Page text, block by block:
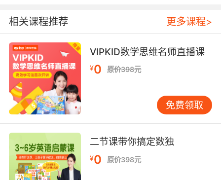
内容简介
“艾特熊和赛娜鼠”的故事是比利时画家嘉贝丽·文
生于1980-2000期间创作的系列图画书，一只温
柔的大熊，一只被惯坏了的小鼠，互相依偎、相
依为命。画美、故事亦美得让人泪眼涟涟。既适
本书是系列之一，艾特为第二天的野餐准备
了大量的食物。可是第二天一大早，赛娜兴冲冲
爬起来，艾特告诉她不能去野餐，因为天下雨
相关课程推荐 更多课程>
VIPKID数学思维名师直播课
¥0 原价398元
免费领取
二节课带你搞定数独
¥0 原价398元